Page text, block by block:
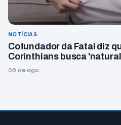
NOTÍCIAS
Cofundador da Fatal diz
Corinthians busca
06 de ago.